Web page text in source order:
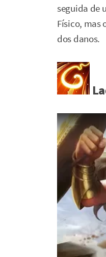
seguida de
Físico, mas
dos danos.